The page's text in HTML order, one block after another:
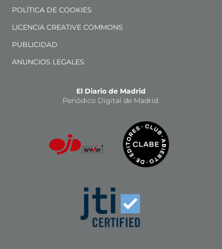
POLÍTICA DE COOKIES
LICENCIA CREATIVE COMMONS
PUBLICIDAD
ANUNCIOS LEGALES
El Diario de Madrid
Periódico Digital de Madrid.